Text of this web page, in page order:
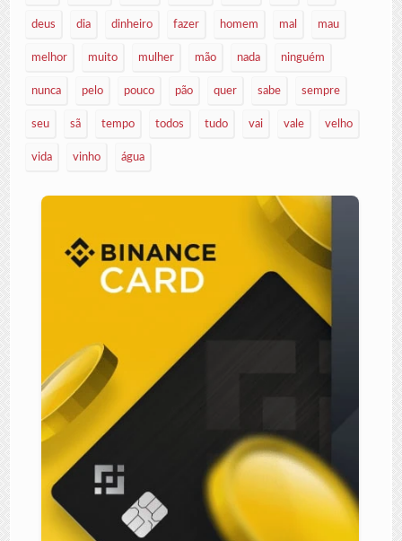
deus dia dinheiro fazer homem mal mau
melhor muito mulher mão nada ninguém
nunca pelo pouco pão quer sabe sempre
seu sã tempo todos tudo vai vale velho
vida vinho água